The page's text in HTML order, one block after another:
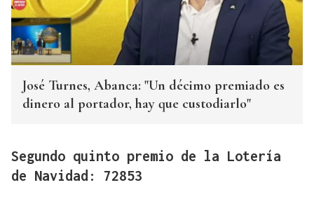
José Turnes, Abanca: "Un décimo premiado es
dinero al portador, hay que custodiarlo"
Segundo quinto premio de la Lotería
de Navidad: 72853